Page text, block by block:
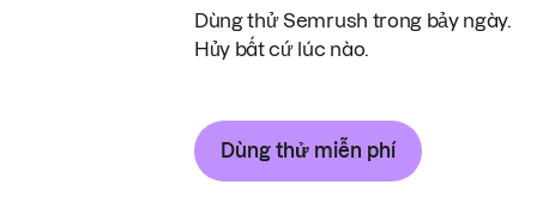
Dùng thử Semrush trong bảy ngày.
Hủy bất cứ lúc nào.
Dùng thử miễn phí